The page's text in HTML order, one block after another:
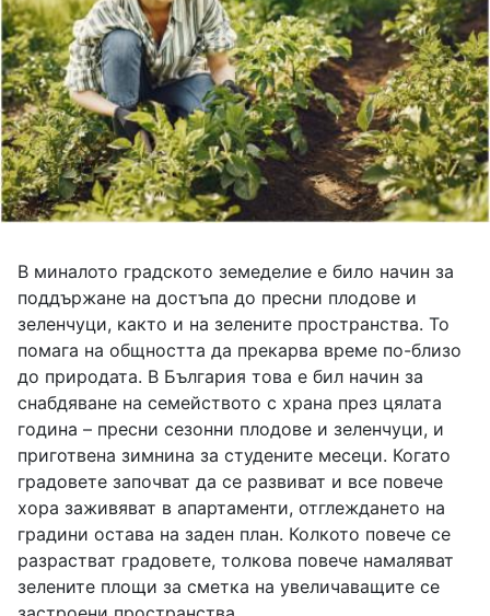
В миналото градското земеделие е било начин за
поддържане на достъпа до пресни плодове и
зеленчуци, както и на зелените пространства. То
помага на общността да прекарва време по-близо
до природата. В България това е бил начин за
снабдяване на семейството с храна през цялата
година – пресни сезонни плодове и зеленчуци, и
приготвена зимнина за студените месеци. Когато
градовете започват да се развиват и все повече
хора заживяват в апартаменти, отглеждането на
градини остава на заден план. Колкото повече се
разрастват градовете, толкова повече намаляват
зелените площи за сметка на увеличаващите се